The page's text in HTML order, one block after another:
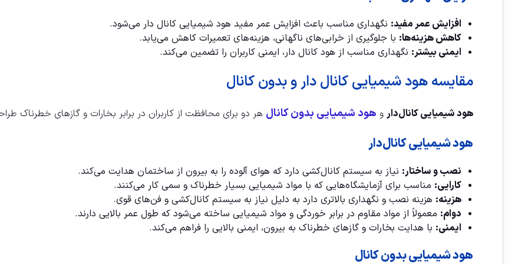
افزایش عمر مفید: نگهداری مناسب باعث افزایش عمر مفید هود شیمیایی کانال دار می‌شود.
کاهش هزینه‌ها: با جلوگیری از خرابی‌های ناگهانی، هزینه‌های تعمیرات کاهش می‌یابد.
ایمنی بیشتر: نگهداری مناسب از هود کانال دار، ایمنی کاربران را تضمین می‌کند.
مقایسه هود شیمیایی کانال دار و بدون کانال
هود شیمیایی کانال‌دار و هود شیمیایی بدون کانال هر دو برای محافظت از کاربران در برابر بخارات و گازهای خطرناک
هود شیمیایی کانال‌دار
نصب و ساختار: نیاز به سیستم کانال‌کشی دارد که هوای آلوده را به بیرون از ساختمان هدایت می‌کند.
کارایی: مناسب برای آزمایشگاه‌هایی که با مواد شیمیایی بسیار خطرناک و سمی کار می‌کنند.
هزینه: هزینه نصب و نگهداری بالاتری دارد به دلیل نیاز به سیستم کانال‌کشی و فن‌های قوی.
دوام: معمولاً از مواد مقاوم در برابر خوردگی و مواد شیمیایی ساخته می‌شود که طول عمر بالایی دارند.
ایمنی: با هدایت بخارات و گازهای خطرناک به بیرون، ایمنی بالایی را فراهم می‌کند.
هود شیمیایی بدون کانال